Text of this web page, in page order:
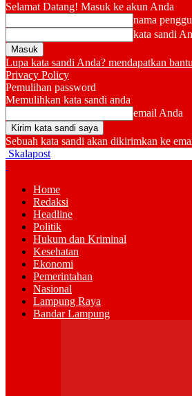
Selamat Datang! Masuk ke akun Anda
nama
kata sandi
Lupa kata sandi Anda? mendapatkan
Privacy Policy
Pemulihan password
Memulihkan kata sandi anda
email Anda
Sebuah kata sandi akan dikirimkan ke
Skalapost
Home
Redaksi
Headline
Politik
Hukum dan Kriminal
Kesehatan
Ekonomi
Pemerintahan
Nasional
Lampung Raya
Bandar Lampung